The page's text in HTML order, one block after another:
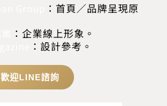
：首頁／品牌呈現原
：企業線上形象。
：設計參考。
歡迎LINE諮詢